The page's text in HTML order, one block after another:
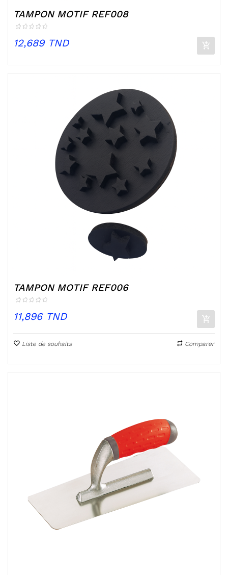
TAMPON MOTIF REF008
Prix
12,689 TND
TAMPON MOTIF REF006
Prix
11,896 TND
Liste de souhaits Comparer